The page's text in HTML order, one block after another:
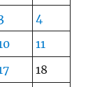
4
11
18